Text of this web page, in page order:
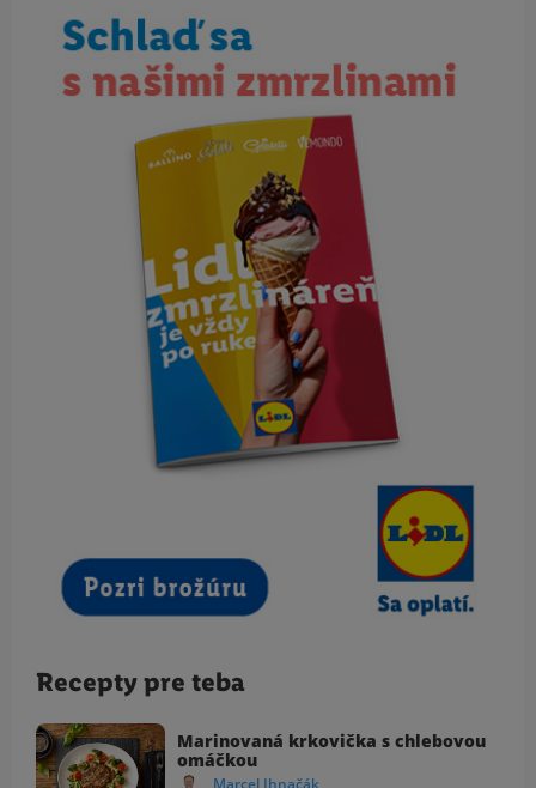
Recepty pre teba
Marinovaná krkovička s chlebovou
omáčkou
Marcel Ihnačák